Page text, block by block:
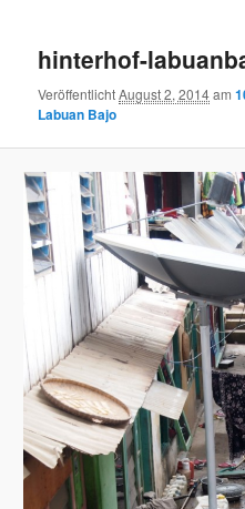
hinterhof-
VeröffentlichtAugust 2, 2014am
Labuan Bajo